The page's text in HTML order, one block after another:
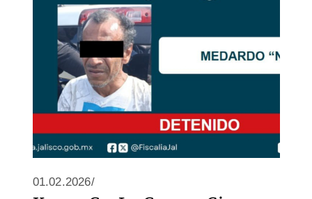
01.02.2026/